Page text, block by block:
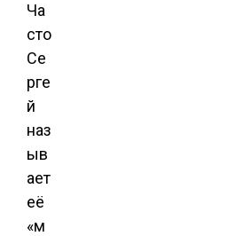
Ча
сто
Се
рге
й
наз
ыв
ает
её
«м